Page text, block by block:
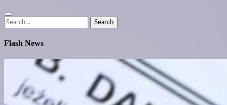
Search
for:
Search
Flash News